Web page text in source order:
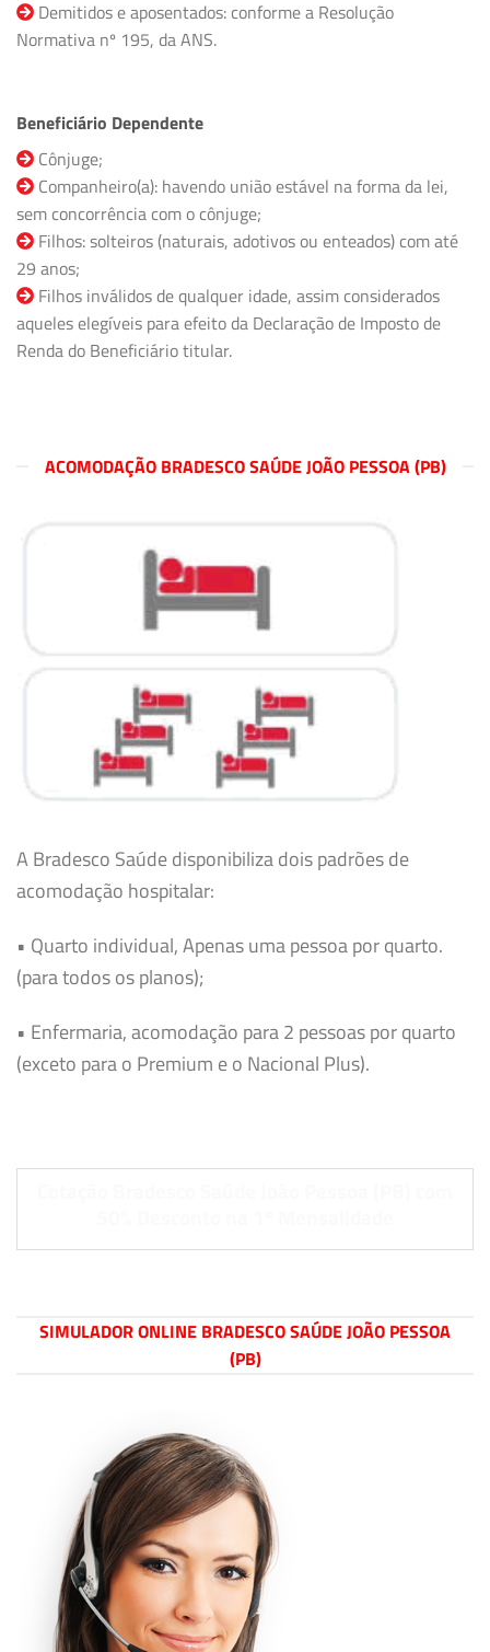
Demitidos e aposentados: conforme a Resolução
Normativa nº 195, da ANS.
Beneficiário Dependente
Cônjuge;
Companheiro(a): havendo união estável na forma da lei,
sem concorrência com o cônjuge;
Filhos: solteiros (naturais, adotivos ou enteados) com até
29 anos;
Filhos inválidos de qualquer idade, assim considerados
aqueles elegíveis para efeito da Declaração de Imposto de
Renda do Beneficiário titular.
ACOMODAÇÃO BRADESCO SAÚDE JOÃO PESSOA (PB)
A Bradesco Saúde disponibiliza dois padrões de
acomodação hospitalar:
• Quarto individual, Apenas uma pessoa por quarto.
(para todos os planos);
• Enfermaria, acomodação para 2 pessoas por quarto
(exceto para o Premium e o Nacional Plus).
SIMULADOR ONLINE BRADESCO SAÚDE JOÃO PESSOA
(PB)